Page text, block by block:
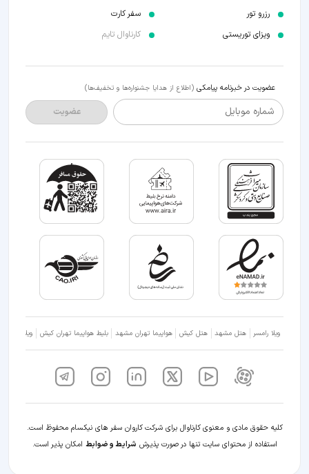
رزرو تور
ویزای توریستی
سفر کارت
کارناوال تایم
عضویت در خبرنامه پیامکی (اطلاع از هدایا جشنواره‌ها و تخفیف‌ها)
شماره موبایل عضویت
ویلا رامسر هتل مشهد هتل کیش هواپیما تهران مشهد بلیط هواپیما تهران کیش ویلا شمال
کلیه حقوق مادی و معنوی کارناوال برای شرکت کاروان سفر های نیکسام محفوظ است.
استفاده از محتوای سایت تنها در صورت پذیرش شرایط و ضوابط امکان پذیر است.